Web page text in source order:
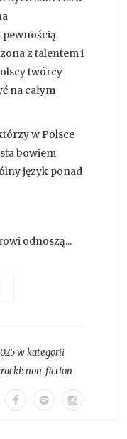
pewnością
z talentem i
twórcy
na całym
w Polsce
bowiem
język ponad
odnoszą...
w kategorii
non-fiction